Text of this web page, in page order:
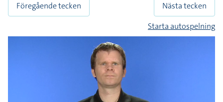
Föregående tecken
Nästa tecken
Starta autospelning